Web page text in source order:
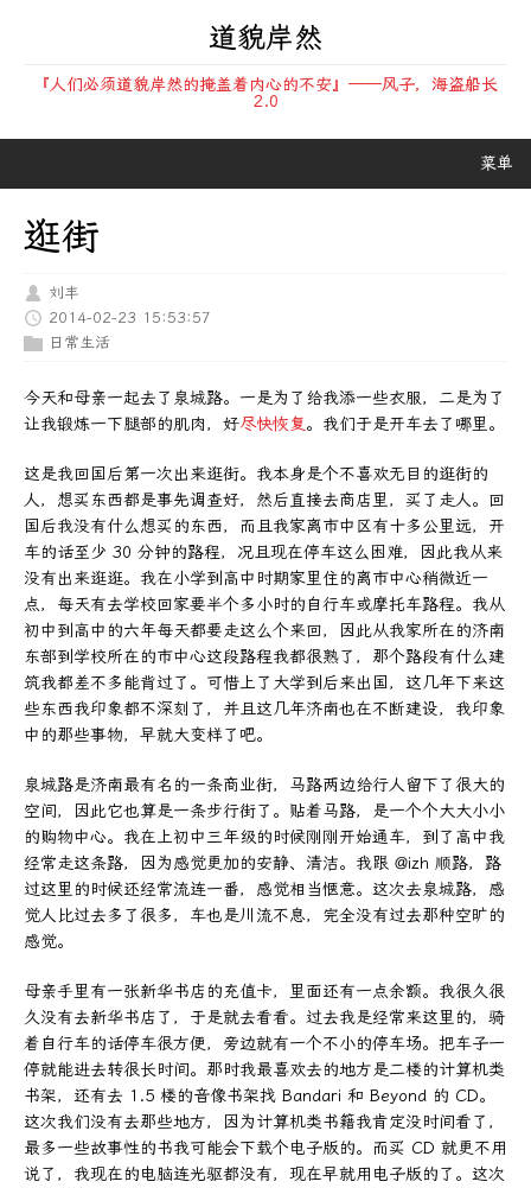
道貌岸然
『人们必须道貌岸然的掩盖着内心的不安』——风子，海盗船长
2.0
菜单
逛街
刘丰
2014-02-23 15:53:57
日常生活
今天和母亲一起去了泉城路。一是为了给我添一些衣服，二是为了
让我锻炼一下腿部的肌肉，好尽快恢复。我们于是开车去了哪里。
这是我回国后第一次出来逛街。我本身是个不喜欢无目的逛街的
人，想买东西都是事先调查好，然后直接去商店里，买了走人。回
国后我没有什么想买的东西，而且我家离市中区有十多公里远，开
车的话至少 30 分钟的路程，况且现在停车这么困难，因此我从来
没有出来逛逛。我在小学到高中时期家里住的离市中心稍微近一
点，每天有去学校回家要半个多小时的自行车或摩托车路程。我从
初中到高中的六年每天都要走这么个来回，因此从我家所在的济南
东部到学校所在的市中心这段路程我都很熟了，那个路段有什么建
筑我都差不多能背过了。可惜上了大学到后来出国，这几年下来这
些东西我印象都不深刻了，并且这几年济南也在不断建设，我印象
中的那些事物，早就大变样了吧。
泉城路是济南最有名的一条商业街，马路两边给行人留下了很大的
空间，因此它也算是一条步行街了。贴着马路，是一个个大大小小
的购物中心。我在上初中三年级的时候刚刚开始通车，到了高中我
经常走这条路，因为感觉更加的安静、清洁。我跟 @izh 顺路，路
过这里的时候还经常流连一番，感觉相当惬意。这次去泉城路，感
觉人比过去多了很多，车也是川流不息，完全没有过去那种空旷的
感觉。
母亲手里有一张新华书店的充值卡，里面还有一点余额。我很久很
久没有去新华书店了，于是就去看看。过去我是经常来这里的，骑
着自行车的话停车很方便，旁边就有一个不小的停车场。把车子一
停就能进去转很长时间。那时我最喜欢去的地方是二楼的计算机类
书架，还有去 1.5 楼的音像书架找 Bandari 和 Beyond 的 CD。
这次我们没有去那些地方，因为计算机类书籍我肯定没时间看了，
最多一些故事性的书我可能会下载个电子版的。而买 CD 就更不用
说了，我现在的电脑连光驱都没有，现在早就用电子版的了。这次